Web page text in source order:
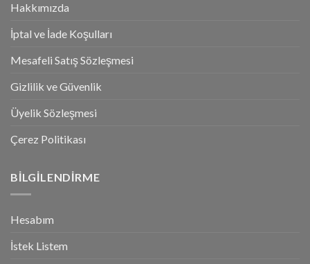
Hakkımızda
İptal ve İade Koşulları
Mesafeli Satış Sözleşmesi
Gizlilik ve Güvenlik
Üyelik Sözleşmesi
Çerez Politikası
BILGILENDIRME
Hesabım
İstek Listem